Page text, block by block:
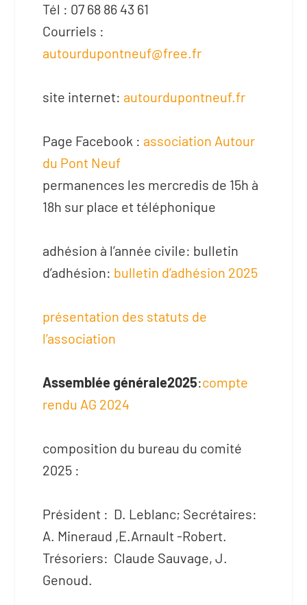
Tél : 07 68 86 43 61
Courriels :
autourdupontneuf@free.fr
site internet: autourdupontneuf.fr
Page Facebook : association Autour
du Pont Neuf
permanences les mercredis de 15h à
18h sur place et téléphonique
adhésion à l’année civile: bulletin
d’adhésion: bulletin d’adhésion 2025
présentation des statuts de
l’association
Assemblée générale2025:compte
rendu AG 2024
composition du bureau du comité
2025 :
Président : D. Leblanc; Secrétaires:
A. Mineraud ,E.Arnault -Robert.
Trésoriers: Claude Sauvage, J.
Genoud.